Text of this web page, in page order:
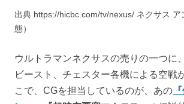
出典 https://hicbc.com/tv/nexus/ ネクサス ア
態）
ウルトラマンネクサスの売りの一つに
ビースト、チェスター各機による空戦
こで、CGを担当しているのが、あの